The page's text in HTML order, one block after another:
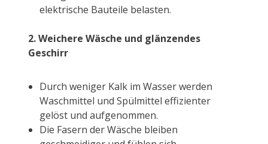
elektrische Bauteile belasten.
2. Weichere Wäsche und glänzendes
Geschirr
Durch weniger Kalk im Wasser werden
Waschmittel und Spülmittel effizienter
gelöst und aufgenommen.
Die Fasern der Wäsche bleiben